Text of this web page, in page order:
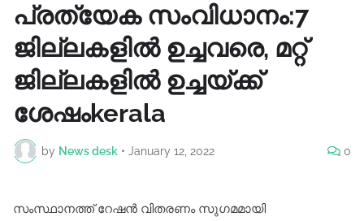
പ്രത്യേക സംവിധാനം:7
ജില്ലകളില്‍ ഉച്ചവരെ, മറ്റ്
ജില്ലകളില്‍ ഉച്ചയ്ക്ക്
ശേഷംkerala
by News desk • January 12, 2022 0
സംസ്ഥാനത്ത് റേഷന്‍ വിതരണം സുഗമമായി